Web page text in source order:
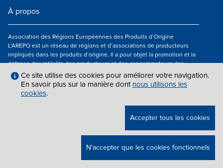
À propos
Association des Régions Européennes des Produits d’Origine
L’AREPO est un réseau de régions et d’associations de producteurs
impliqués dans les produits d’origine. Il a pour objet la promotion et la
défense des intérêts des producteurs et des consommateurs des
régions européennes engagés dans la valorisation des produits
agroalimentaires de qualité.
Nous suivre
2026 AREPO | TOUS DROITS RÉSERVÉS.
Ce site utilise des cookies pour améliorer votre navigation.
En savoir plus sur la manière dont nous utilisons les
cookies.
Accepter tous les cookies
N'accepter que les cookies fonctionnels